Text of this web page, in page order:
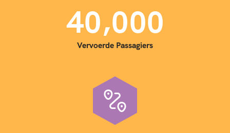
40,000
Vervoerde Passagiers